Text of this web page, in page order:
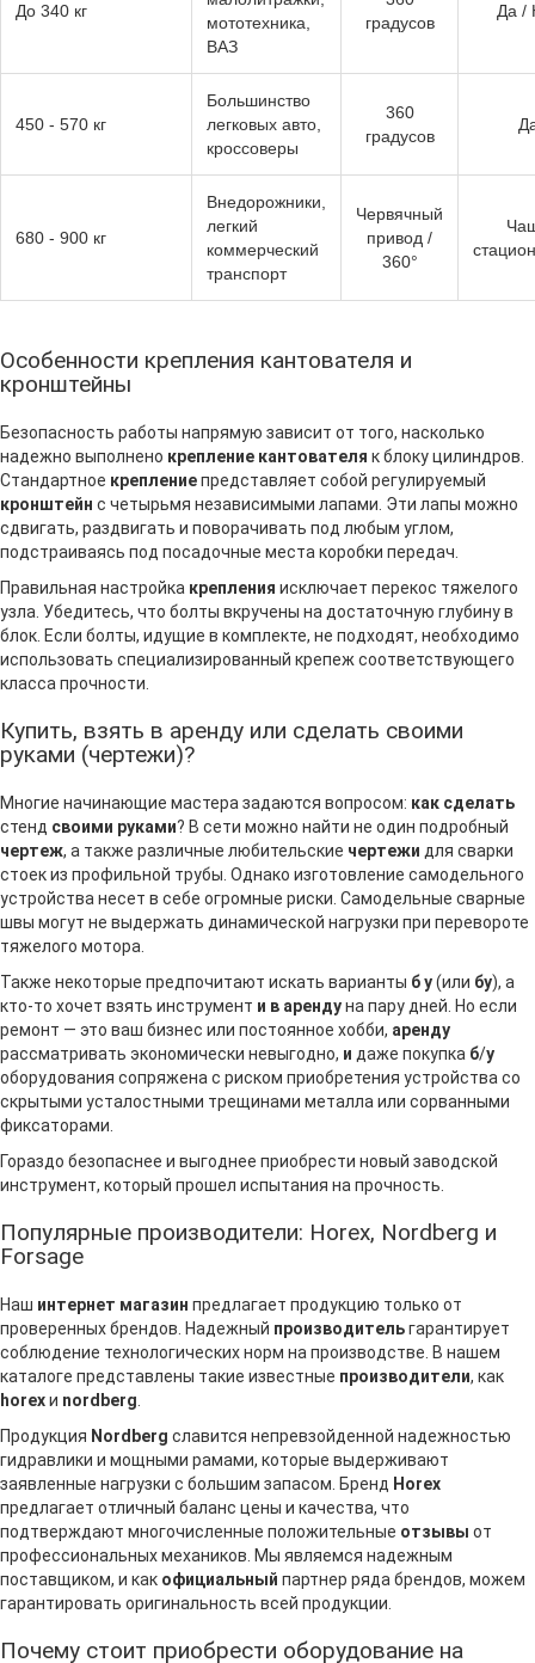
До 340 кг
мототехника,
ВАЗ
градусов
Да /
450 - 570 кг
Большинство
легковых авто,
кроссоверы
360
градусов
680 - 900 кг
Внедорожники,
легкий
коммерческий
транспорт
Червячный
привод /
360°
Особенности крепления кантователя и
кронштейны
Безопасность работы напрямую зависит от того, насколько
надежно выполнено крепление кантователя к блоку цилиндров.
Стандартное креплениепредставляет собой регулируемый
кронштейн с четырьмя независимыми лапами. Эти лапы можно
сдвигать, раздвигать и поворачивать под любым углом,
подстраиваясь под посадочные места коробки передач.
Правильная настройка крепления исключает перекос тяжелого
узла. Убедитесь, что болты вкручены на достаточную глубину в
блок. Если болты, идущие в комплекте, не подходят, необходимо
использовать специализированный крепеж соответствующего
класса прочности.
Купить, взять в аренду или сделать своими
руками (чертежи)?
Многие начинающие мастера задаются вопросом: как сделать
стенд своими руками? В сети можно найти не один подробный
чертеж, а также различные любительские чертежи для сварки
стоек из профильной трубы. Однако изготовление самодельного
устройства несет в себе огромные риски. Самодельные сварные
швы могут не выдержать динамической нагрузки при перевороте
тяжелого мотора.
Также некоторые предпочитают искать варианты б у(или бу), а
кто-то хочет взять инструмент и в арендуна пару дней. Но если
ремонт — это ваш бизнес или постоянное хобби, аренду
рассматривать экономически невыгодно, и даже покупка б/у
оборудования сопряжена с риском приобретения устройства со
скрытыми усталостными трещинами металла или сорванными
фиксаторами.
Гораздо безопаснее и выгоднее приобрести новый заводской
инструмент, который прошел испытания на прочность.
Популярные производители: Horex, Nordberg и
Forsage
Наш интернет магазин предлагает продукцию только от
проверенных брендов. Надежный производительгарантирует
соблюдение технологических норм на производстве. В нашем
каталоге представлены такие известные производители, как
horexи nordberg
Продукция Nordberg славится непревзойденной надежностью
гидравлики и мощными рамами, которые выдерживают
заявленные нагрузки с большим запасом. Бренд Horex
предлагает отличный баланс цены и качества, что
подтверждают многочисленные положительные отзывы от
профессиональных механиков. Мы являемся надежным
поставщиком, и как официальный партнер ряда брендов, можем
гарантировать оригинальность всей продукции.
Почему стоит приобрести оборудование на